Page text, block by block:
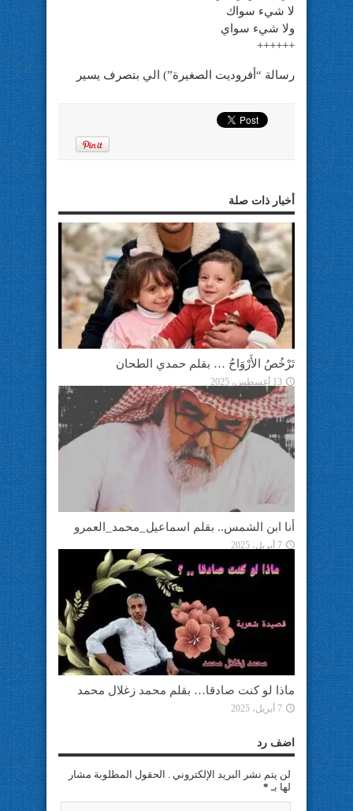
لا شيء سواك
ولا شيء سواي
++++++
رسالة “أفروديت الصغيرة”) الي بتصرف يسير
أخبار ذات صلة
تَرْخُصُ الأَرْوَاحُ … بقلم حمدي الطحان
13 أغسطس، 2025
أنا ابن الشمس.. بقلم اسماعيل_محمد_العمرو
7 أبريل، 2025
ماذا لو كنت صادقا… بقلم محمد زغلال محمد
7 أبريل، 2025
اضف رد
لن يتم نشر البريد الإلكتروني . الحقول المطلوبة مشار
لها بـ *